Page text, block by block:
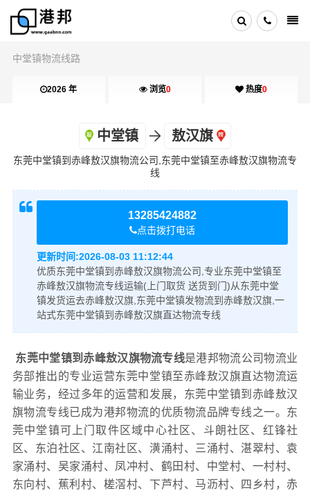
中堂镇物流线路
2026 年 浏览0 热度0
中堂镇 敖汉旗
东莞中堂镇到赤峰敖汉旗物流公司,东莞中堂镇至赤峰敖汉旗物流专
线
13285424882
点击拨打电话
更新时间:2026-08-03 11:12:44
优质东莞中堂镇到赤峰敖汉旗物流公司,专业东莞中堂镇至
赤峰敖汉旗物流专线运输(上门取货 送货到门)从东莞中堂
镇发货运去赤峰敖汉旗,东莞中堂镇发物流到赤峰敖汉旗,一
站式东莞中堂镇到赤峰敖汉旗直达物流专线
东莞中堂镇到赤峰敖汉旗物流专线是港邦物流公司物流业
务部推出的专业运营东莞中堂镇至赤峰敖汉旗直达物流运
输业务，经过多年的运营和发展，东莞中堂镇到赤峰敖汉
旗物流专线已成为港邦物流的优质物流品牌专线之一。东
莞中堂镇可上门取件区域中心社区、斗朗社区、红锋社
区、东泊社区、江南社区、潢涌村、三涌村、湛翠村、袁
家涌村、吴家涌村、凤冲村、鹤田村、中堂村、一村村、
东向村、蕉利村、槎滘村、下芦村、马沥村、四乡村，赤